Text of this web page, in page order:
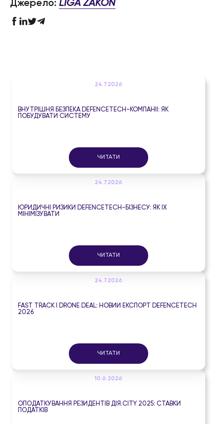
Джерело: LIGA ZAKON
24.7.2026
ВНУТРІШНЯ БЕЗПЕКА DEFENCETECH-КОМПАНІЇ: ЯК
ПОБУДУВАТИ СИСТЕМУ
ЧИТАТИ
24.7.2026
ЮРИДИЧНІ РИЗИКИ DEFENCETECH-БІЗНЕСУ: ЯК ЇХ
МІНІМІЗУВАТИ
ЧИТАТИ
24.7.2026
FAST TRACK І DRONE DEAL: НОВИЙ ЕКСПОРТ DEFENCETECH
2026
ЧИТАТИ
10.6.2026
ОПОДАТКУВАННЯ РЕЗИДЕНТІВ ДІЯ.CITY 2025: СТАВКИ
ПОДАТКІВ